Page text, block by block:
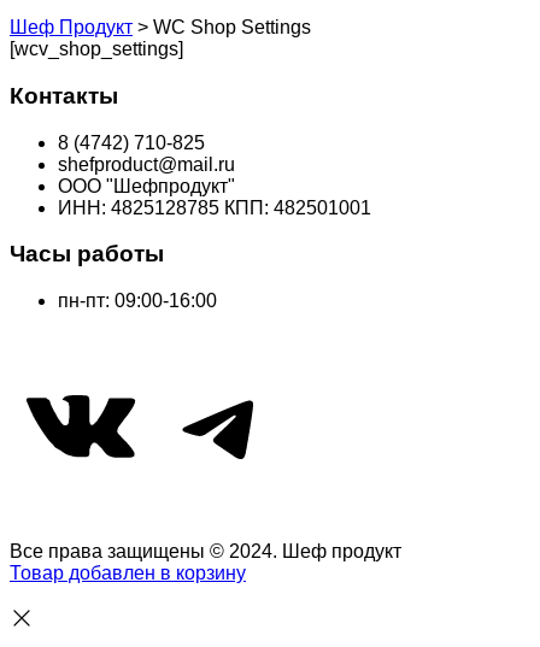
Шеф Продукт > WC Shop Settings
[wcv_shop_settings]
Контакты
8 (4742) 710-825
shefproduct@mail.ru
ООО "Шефпродукт"
ИНН: 4825128785 КПП: 482501001
Часы работы
пн-пт: 09:00-16:00
ВКонтактеTelegram
Все права защищены © 2024. Шеф продукт
Товар добавлен в корзину